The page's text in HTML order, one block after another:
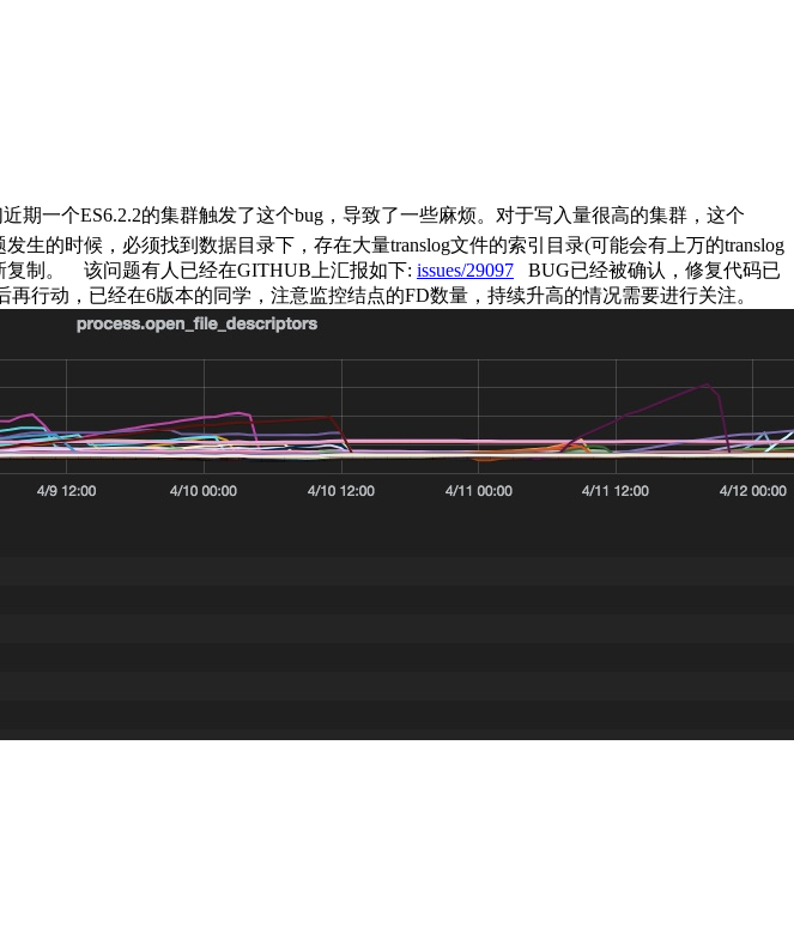
一个ES6.2.2的集群触发了这个bug，导致了一些麻烦。对于写入量很高的集群，这个
的时候，必须找到数据目录下，存在大量translog文件的索引目录(可能会有上万的translog
复制。 该问题有人已经在GITHUB上汇报如下: issues/29097 BUG已经被确认，修复代码已
行动，已经在6版本的同学，注意监控结点的FD数量，持续升高的情况需要进行关注。